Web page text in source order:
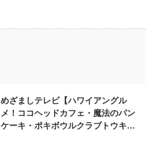
めざましテレビ【ハワイアングル
メ！ココヘッドカフェ・魔法のパン
ケーキ・ポキボウルクラブトウキョ